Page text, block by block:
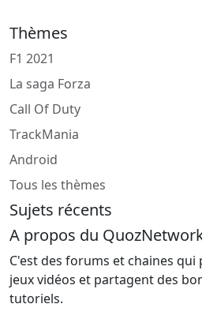
Thèmes
F1 2021
La saga Forza
Call Of Duty
TrackMania
Android
Tous les thèmes
Sujets récents
A propos du
C'est des forums et chaines
jeux vidéos et partagent des
tutoriels.